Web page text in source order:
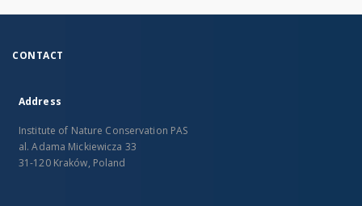
CONTACT
Address
Institute of Nature Conservation PAS
al. Adama Mickiewicza 33
31-120 Kraków, Poland